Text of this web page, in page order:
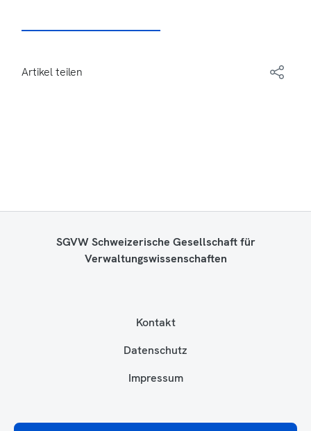
Artikel teilen
SGVW Schweizerische Gesellschaft für
Verwaltungswissenschaften
Kontakt
Datenschutz
Impressum